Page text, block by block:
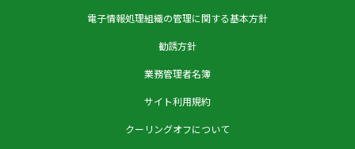
電子情報処理組織の管理に関する基本方針
勧誘方針
業務管理者名簿
サイト利用規約
クーリングオフについて